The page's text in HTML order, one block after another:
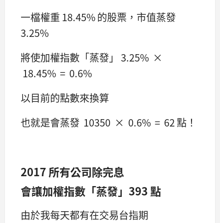
一檔權重 18.45% 的股票，市值蒸發
3.25%
將使加權指數「蒸發」 3.25% ×
18.45% = 0.6%
以目前的點數來換算
也就是會蒸發 10350 × 0.6% = 62 點！
2017 所有公司除完息
會讓加權指數「蒸發」393 點
由於我每天都有在交易台指期